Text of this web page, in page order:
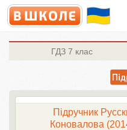
ГДЗ 7 клас
Підручник
Коновалова